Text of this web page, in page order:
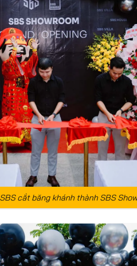
cắt băng khánh thành SBS